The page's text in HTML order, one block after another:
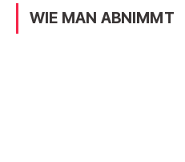
WIE MAN ABNIMMT